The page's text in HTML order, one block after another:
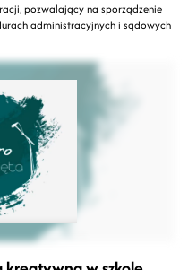
pozwalający na sporządzenie
administracyjnych i sądowych